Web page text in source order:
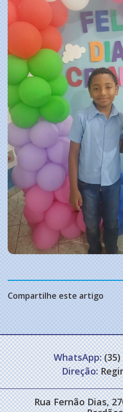
Compartilhe este artigo
WhatsApp:(35)
Direção:
Rua Fernão Dias,